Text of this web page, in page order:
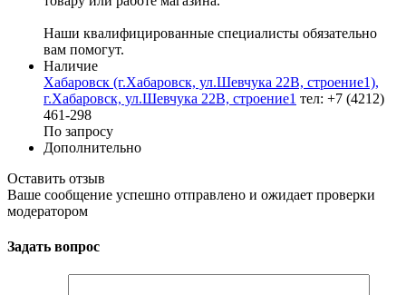
Наши квалифицированные специалисты обязательно
вам помогут.
Наличие
Хабаровск (г.Хабаровск, ул.Шевчука 22В, строение1),
г.Хабаровск, ул.Шевчука 22В, строение1 тел: +7 (4212)
461-298
По запросу
Дополнительно
Оставить отзыв
Ваше сообщение успешно отправлено и ожидает проверки
модератором
Задать вопрос